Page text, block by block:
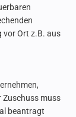
vor Ort z.B. aus
Zuschuss muss
beantragt